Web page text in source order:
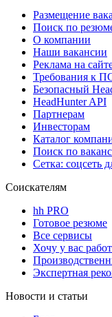
Размещение
Поиск по
О компании
Наши вакансии
Реклама на
Требования к
Безопасный
HeadHunter API
Партнерам
Инвесторам
Каталог
Поиск по
Сетка: соцсеть
Соискателям
hh PRO
Готовое резюме
Все сервисы
Хочу у вас
Экспертная
Новости и статьи